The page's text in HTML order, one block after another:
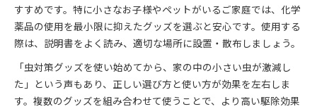
すすめです。特に小さなお子様やペットがいるご家庭では、化学
薬品の使用を最小限に抑えたグッズを選ぶと安心です。使用する
際は、説明書をよく読み、適切な場所に設置・散布しましょう。
「虫対策グッズを使い始めてから、家の中の小さい虫が激減し
た」という声もあり、正しい選び方と使い方が効果を左右しま
す。複数のグッズを組み合わせて使うことで、より高い駆除効果